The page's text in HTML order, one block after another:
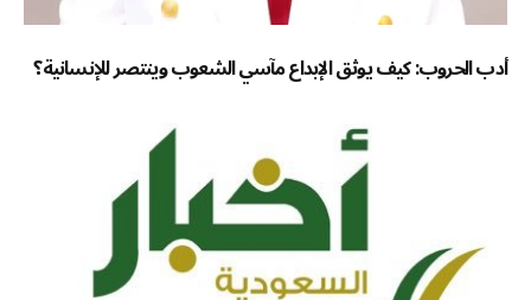
أدب الحروب: كيف يوثق الإبداع مآسي الشعوب وينتصر للإنسانية؟